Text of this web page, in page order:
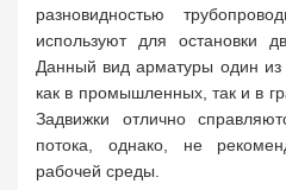
разновидностью
используют для остановки
Данный вид арматуры один из
как в промышленных, так и в
Задвижки отлично
потока, однако, не
рабочей среды.